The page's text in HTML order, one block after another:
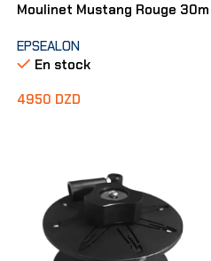
Moulinet Mustang Rouge 30m
EPSEALON
En stock
4950 DZD